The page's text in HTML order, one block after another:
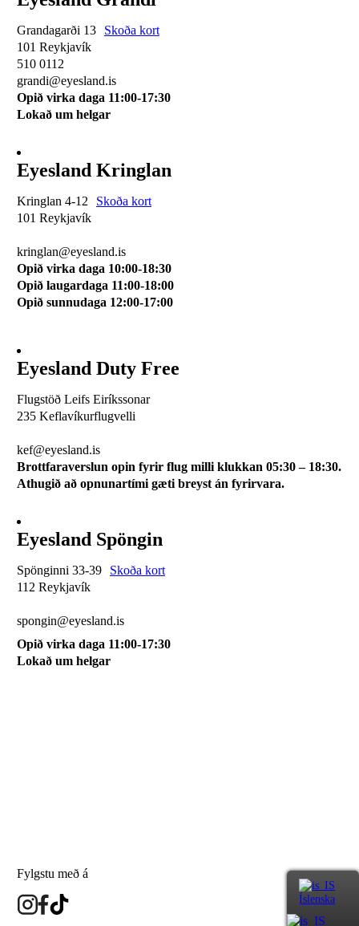
Grandagarði 13
Skoða kort
101 Reykjavík
510 0112
grandi@eyesland.is
Opið virka daga 11:00-17:30
Lokað um helgar
Eyesland Kringlan
Kringlan 4-12
Skoða kort
101 Reykjavík
kringlan@eyesland.is
Opið virka daga 10:00-18:30
Opið laugardaga 11:00-18:00
Opið sunnudaga 12:00-17:00
Eyesland Duty Free
Flugstöð Leifs Eiríkssonar
235 Keflavíkurflugvelli
kef@eyesland.is
Brottfaraverslun opin fyrir flug milli klukkan 05:30 – 18:30.
Athugið að opnunartími gæti breyst án fyrirvara.
Eyesland Spöngin
Spönginni 33-39
Skoða kort
112 Reykjavík
spongin@eyesland.is
Opið virka daga 11:00-17:30
Lokað um helgar
Fylgstu með á
Íslenska